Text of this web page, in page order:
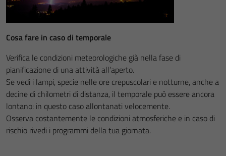
Cosa fare in caso di temporale
Verifica le condizioni meteorologiche già nella fase di
pianificazione di una attività all’aperto.
Se vedi i lampi, specie nelle ore crepuscolari e notturne, anche a
decine di chilometri di distanza, il temporale può essere ancora
lontano: in questo caso allontanati velocemente.
Osserva costantemente le condizioni atmosferiche e in caso di
rischio rivedi i programmi della tua giornata.